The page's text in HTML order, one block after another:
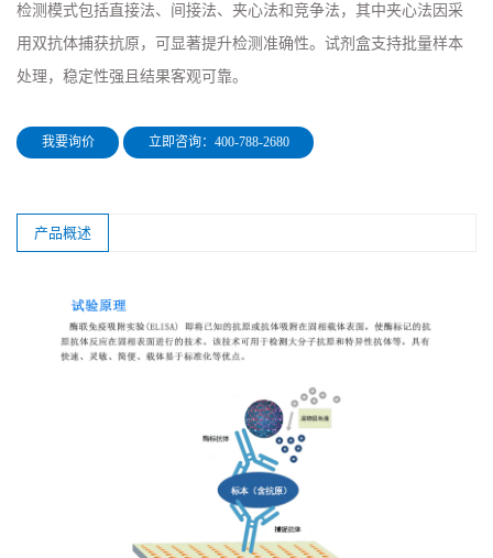
检测模式包括直接法、间接法、夹心法和竞争法，其中夹心法因采
用双抗体捕获抗原，可显著提升检测准确性。试剂盒支持批量样本
处理，稳定性强且结果客观可靠。
我要询价 立即咨询：400-788-2680
产品概述